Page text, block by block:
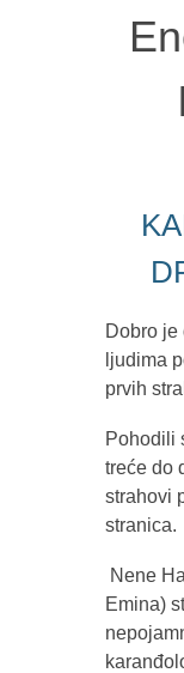
Dobro je
ljudima
prvih
Pohodili
treće do
strahovi
stranica.
Nene
Emina)